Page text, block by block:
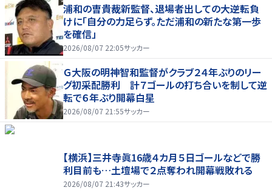
浦和の曺貴裁新監督、退場者出しての大逆転負
けに「自分の力足らず。ただ浦和の新たな第一歩
を確信」
2026/08/07 22:05サッカー
Ｇ大阪の明神智和監督がクラブ２４年ぶりのリー
グ初采配勝利 計７ゴールの打ち合いを制して逆
転で６年ぶり開幕白星
2026/08/07 21:55サッカー
【横浜】三井寺眞16歳４カ月５日ゴールなどで勝
利目前も…土壇場で２点奪われ開幕戦敗れる
2026/08/07 21:43サッカー